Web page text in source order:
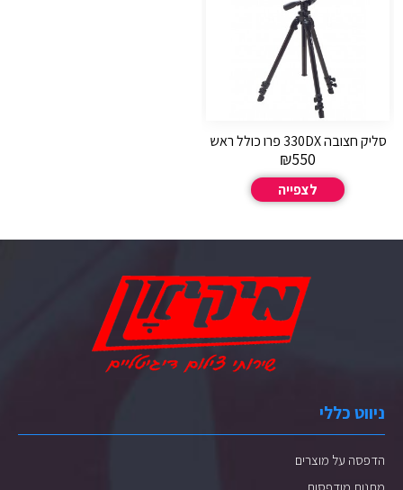
סליק חצובה 330DX פרו כולל ראש
₪550
לצפייה
ניווט כללי
הדפסה על מוצרים